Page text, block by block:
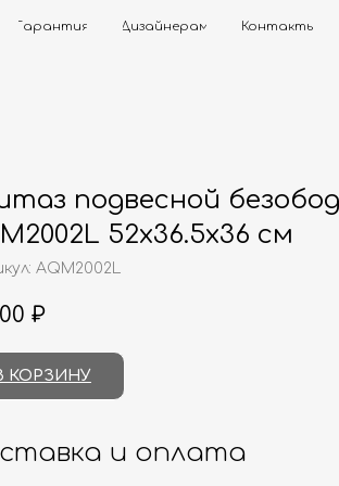
+7
Контакты
Дизайнерам
подвесной
52x36.5x36 см
AQM2002L
₽
КОРЗИНУ
и оплата